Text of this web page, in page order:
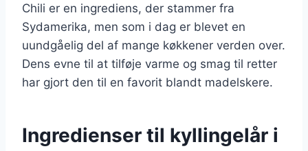
Chili er en ingrediens, der stammer fra
Sydamerika, men som i dag er blevet en
uundgåelig del af mange køkkener verden over.
Dens evne til at tilføje varme og smag til retter
har gjort den til en favorit blandt madelskere.
Ingredienser til kyllingelår i